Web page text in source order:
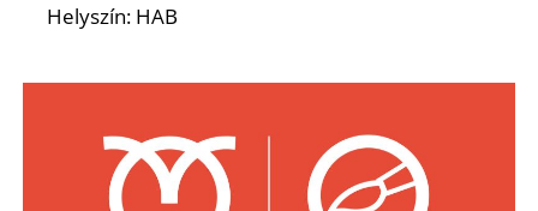
Helyszín: HAB